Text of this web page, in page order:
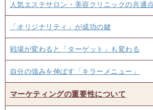
人気エステサロン・美容クリニックの共通点
「オリジナリティ」が成功の鍵
戦場が変わると「ターゲット」も変わる
自分の強みを伸ばす「キラーメニュー」
マーケティングの重要性について